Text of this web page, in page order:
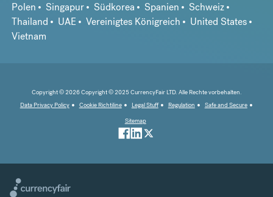
Polen
Singapur Südkorea Spanien
Schweiz
Thailand
UAE Vereinigtes Königreich
United States
Vietnam
Copyright © 2026 Copyright © 2025 CurrencyFair LTD. Alle Rechte vorbehalten.
Data Privacy Policy
Cookie Richtiline Legal Stuff Regulation
Safe and Secure
Sitemap